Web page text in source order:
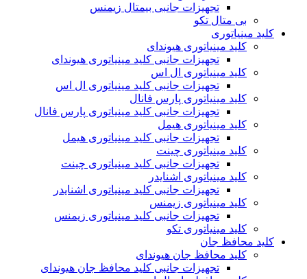
تجهیزات جانبی بیمتال زیمنس
بی متال تکو
کلید مینیاتوری
کلید مینیاتوری هیوندای
تجهیزات جانبی کلید مینیاتوری هیوندای
کلید مینیاتوری ال اس
تجهیزات جانبی کلید مینیاتوری ال اس
کلید مینیاتوری پارس فانال
تجهیزات جانبی کلید مینیاتوری پارس فانال
کلید مینیاتوری هیمل
تجهیزات جانبی کلید مینیاتوری هیمل
کلید مینیاتوری چینت
تجهیزات جانبی کلید مینیاتوری چینت
کلید مینیاتوری اشنایدر
تجهیزات جانبی کلید مینیاتوری اشنایدر
کلید مینیاتوری زیمنس
تجهیزات جانبی کلید مینیاتوری زیمنس
کلید مینیاتوری تکو
کلید محافظ جان
کلید محافظ جان هیوندای
تجهیزات جانبی کلید محافظ جان هیوندای